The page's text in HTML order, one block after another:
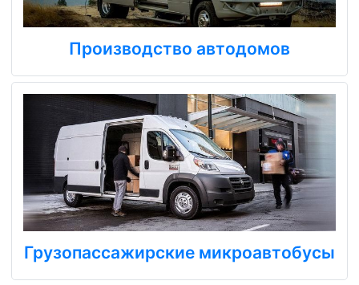
Производство автодомов
Грузопассажирские микроавтобусы